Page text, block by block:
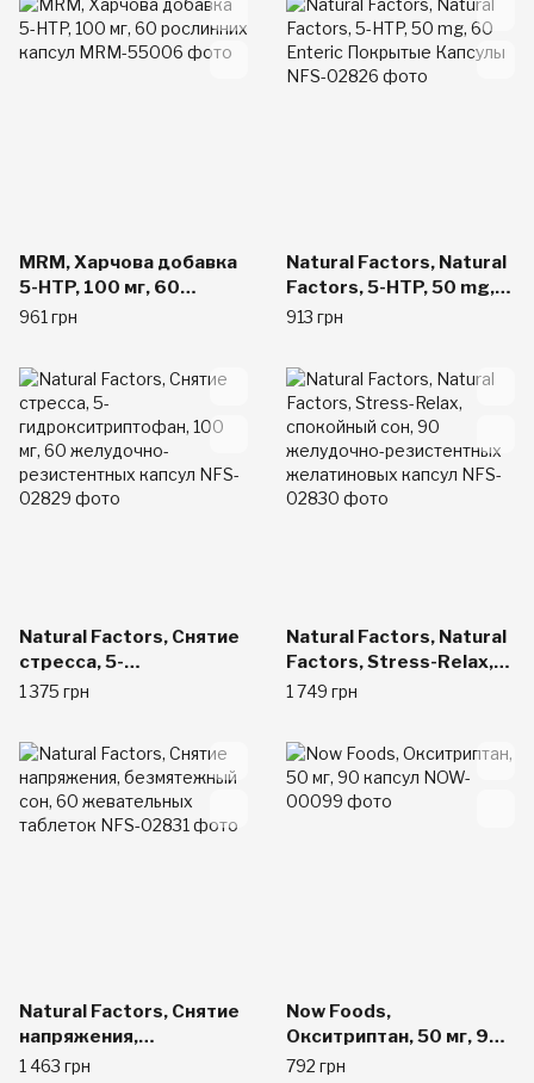
MRM, Харчова добавка
5-HTP, 100 мг, 60
рослинних капсул
961 грн
Natural Factors, Natural
Factors, 5-HTP, 50 mg,
60 Enteric Покрытые
913 грн
Natural Factors, Снятие
стресса, 5-
гидрокситриптофан,
резистентных капсул
1 375 грн
Natural Factors, Natural
Factors, Stress-Relax,
спокойный сон, 90
резистентных
желатиновых капсул
1 749 грн
Natural Factors, Снятие
напряжения,
безмятежный сон, 60
1 463 грн
Now Foods,
Окситриптан, 50 мг, 90
капсул
792 грн